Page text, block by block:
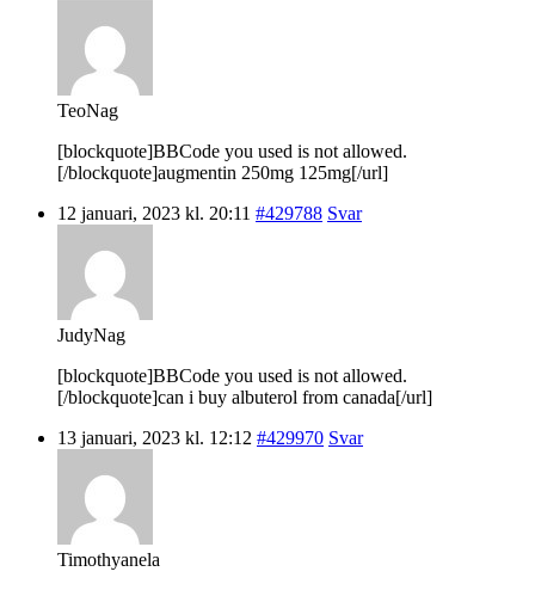
TeoNag
[blockquote]BBCode you used is not allowed.
[/blockquote]augmentin 250mg 125mg[/url]
12 januari, 2023 kl. 20:11 #429788 Svar
JudyNag
[blockquote]BBCode you used is not allowed.
[/blockquote]can i buy albuterol from canada[/url]
13 januari, 2023 kl. 12:12 #429970 Svar
Timothyanela